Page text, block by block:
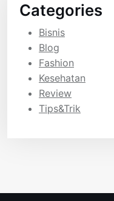
Categories
Bisnis
Blog
Fashion
Kesehatan
Review
Tips&Trik